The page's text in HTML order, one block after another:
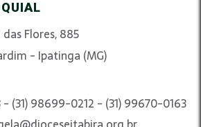
das Flores, 885
- Ipatinga (MG)
- (31) 98699-0212 - (31) 99670-0163